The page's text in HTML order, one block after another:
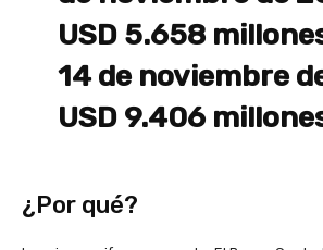
USD 5.658
14 de noviembre
USD 9.406
¿Por qué?